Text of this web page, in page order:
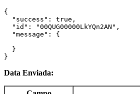
{
  "success": true,
  "id": "00QUG00000LkYQn2AN",
  "message": {
  }
}
Data Enviada: